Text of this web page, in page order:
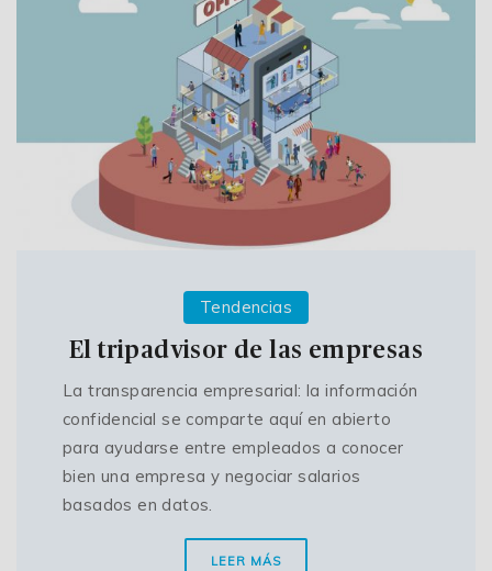
Tendencias
El tripadvisor de las empresas
La transparencia empresarial: la información
confidencial se comparte aquí en abierto
para ayudarse entre empleados a conocer
bien una empresa y negociar salarios
basados en datos.
LEER MÁS